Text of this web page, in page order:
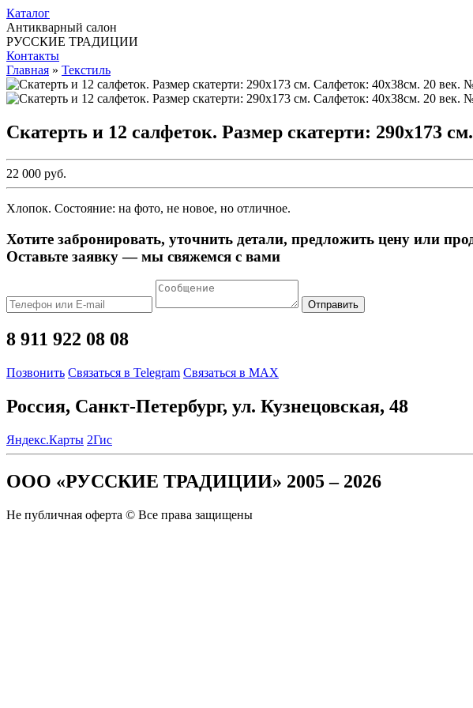
Каталог
Антикварный салон
РУССКИЕ ТРАДИЦИИ
Контакты
Главная » Текстиль
Скатерть и 12 салфеток. Размер скатерти: 290х173
22 000 руб.
Хлопок. Состояние: на фото, не новое, но отличное.
Хотите забронировать, уточнить детали, предложить цену или
Оставьте заявку — мы свяжемся с вами
Отправить
8 911 922 08 08
Позвонить Связаться в Telegram Связаться в MAX
Россия, Санкт-Петербург, ул. Кузнецовская, 48
Яндекс.Карты 2Гис
ООО «РУССКИЕ ТРАДИЦИИ» 2005 – 2026
Не публичная оферта © Все права защищены